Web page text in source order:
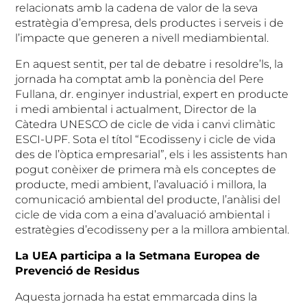
relacionats amb la cadena de valor de la seva
estratègia d’empresa, dels productes i serveis i de
l’impacte que generen a nivell mediambiental.
En aquest sentit, per tal de debatre i resoldre’ls, la
jornada ha comptat amb la ponència del Pere
Fullana, dr. enginyer industrial, expert en producte
i medi ambiental i actualment, Director de la
Càtedra UNESCO de cicle de vida i canvi climàtic
ESCI-UPF. Sota el títol “Ecodisseny i cicle de vida
des de l’òptica empresarial”, els i les assistents han
pogut conèixer de primera mà els conceptes de
producte, medi ambient, l’avaluació i millora, la
comunicació ambiental del producte, l’anàlisi del
cicle de vida com a eina d’avaluació ambiental i
estratègies d’ecodisseny per a la millora ambiental.
La UEA participa a la Setmana Europea de
Prevenció de Residus
Aquesta jornada ha estat emmarcada dins la